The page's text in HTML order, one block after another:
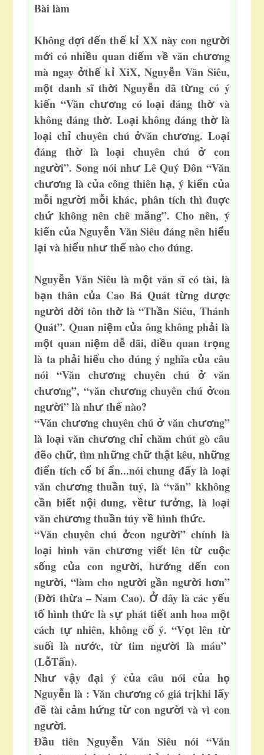
Bài làm
Không đợi đến thếkỉ XX này con người
mới có nhiều quan điểm về văn chương
mà ngayởthế kỉ XiX, Nguyễn Văn Siêu,
một danh sĩ thời Nguyễn đã từng có ý
kiến “Văn chương có loại đáng thờ và
không đáng thờ. Loại không đáng thờlà
loại chỉ chuyên chú ởvăn chương. Loại
đáng thờlà loại chuyên chúởcon
người”. Song nói nhưLê Quý Đôn “Văn
chương là của công thiên hạ, ý kiến của
mỗi người mỗi khác, phân tích thì đuợc
chứkhông nên chê mắng”. Cho nên, ý
kiến của Nguyễn Văn Siêu đáng nên hiểu
lại và hiểu nhưthế nào cho đúng.
Nguyễn Văn Siêu là một văn sĩ có tài, là
bạn thâncủa Cao Bá Quát từng được
người đời tôn thờlà “Thần Siêu, Thánh
Quát”. Quan niệm của ông không phải là
một quan niệm dễ dãi, điều quan trọng
là ta phải hiểu cho đúng ý nghĩa của câu
nói “Văn chương chuyên chú ởvăn
chương”, “văn chương chuyên chú ởcon
người” là nhưthế nào?
“Văn chương chuyên chúởvăn chương”
là loại văn chương chỉ chăm chút gò câu
đẽo chữ, tìm những chữthật kêu, những
điển tích cổ bí ẩn...nói chung đấy là loại
văn chương thuần tuý, là “văn” kkhông
cần biết nội dung, vềtưtưởng, là loại
văn chương thuần túy về hình thức.
“Văn chuyên chú ởcon người” chính là
loại hình văn chương viết lên từcuộc
sống của con người, hướng đến con
người, “làm cho người gần người hơn”
(Đời thừa – Nam Cao). Ởđây là các yếu
tố hình thức là sựphát tiết anh hoa một
cách tựnhiên, không cố ý. “Vọt lên từ
suối là nước, từtim người là máu”
(LỗTấn).
Nhưvậy đại ý của câu nói của họ
Nguyễn là : Văn chương có giá trịkhi lấy
đề tài cảm hứng từcon người và vì con
người.
Đầu tiên Nguyễn Văn Siêu nói “Văn